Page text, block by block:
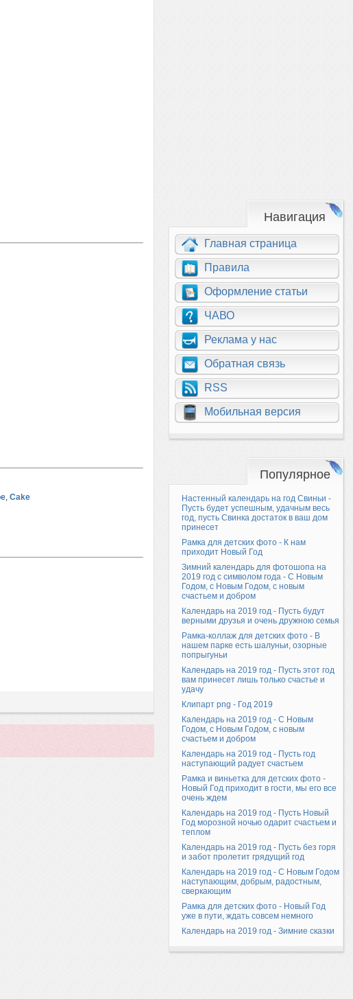
, Cake
Навигация
Главная страница
Правила
Оформление статьи
ЧАВО
Реклама у нас
Обратная связь
RSS
Мобильная версия
Популярное
Настенный календарь на год Свиньи -
Пусть будет успешным, удачным весь
год, пусть Свинка достаток в ваш дом
принесет
Рамка для детских фото - К нам
приходит Новый Год
Зимний календарь для фотошопа на
2019 год с символом года - С Новым
Годом, с Новым Годом, с новым
счастьем и добром
Календарь на 2019 год - Пусть будут
верными друзья и очень дружною семья
Рамка-коллаж для детских фото - В
нашем парке есть шалуньи, озорные
попрыгуньи
Календарь на 2019 год - Пусть этот год
вам принесет лишь только счастье и
удачу
Клипарт png - Год 2019
Календарь на 2019 год - С Новым
Годом, с Новым Годом, с новым
счастьем и добром
Календарь на 2019 год - Пусть год
наступающий радует счастьем
Рамка и виньетка для детских фото -
Новый Год приходит в гости, мы его все
очень ждем
Календарь на 2019 год - Пусть Новый
Год морозной ночью одарит счастьем и
теплом
Календарь на 2019 год - Пусть без горя
и забот пролетит грядущий год
Календарь на 2019 год - С Новым Годом
наступающим, добрым, радостным,
сверкающим
Рамка для детских фото - Новый Год
уже в пути, ждать совсем немного
Календарь на 2019 год - Зимние сказки